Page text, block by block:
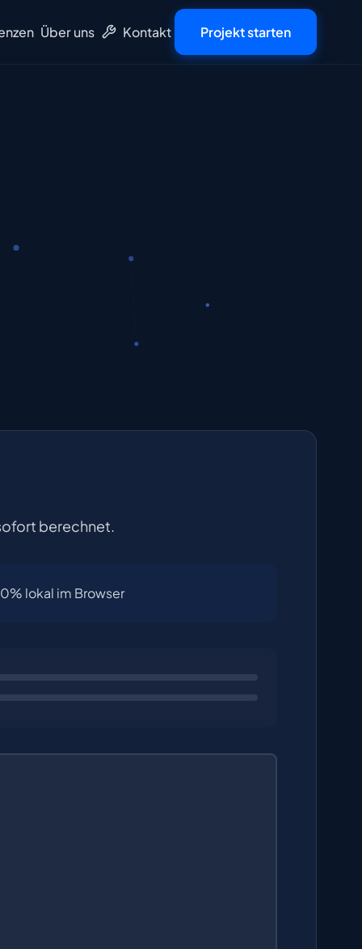
Über uns
Tools
Kontakt Projekt starten
berechnet.
lokal im Browser